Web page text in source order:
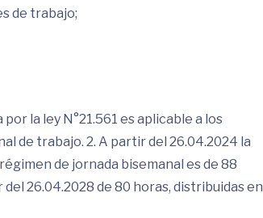
de trabajo;
la ley N°21.561 es aplicable a los
de trabajo. 2. A partir del 26.04.2024 la
de jornada bisemanal es de 88
26.04.2028 de 80 horas, distribuidas en